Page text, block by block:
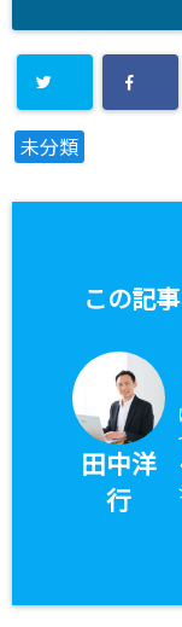
未分類
この記
田中洋
行